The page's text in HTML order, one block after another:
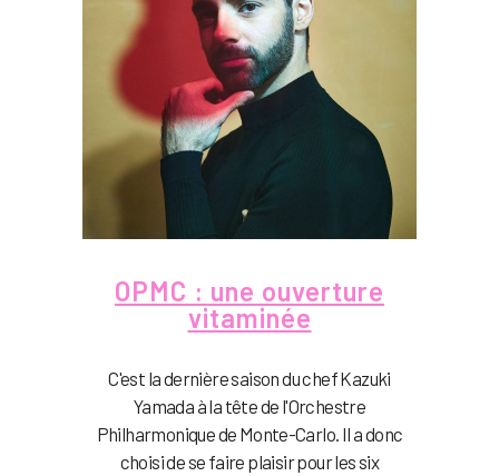
OPMC : une ouverture
vitaminée
C'est la dernière saison du chef Kazuki
Yamada à la tête de l'Orchestre
Philharmonique de Monte-Carlo. Il a donc
choisi de se faire plaisir pour les six